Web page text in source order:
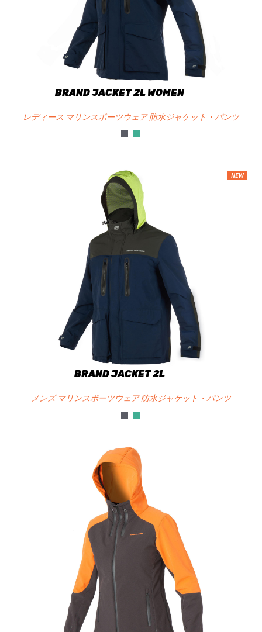
BRAND JACKET 2L WOMEN
レディース マリンスポーツウェア 防水ジャケット・パンツ
NEW
BRAND JACKET 2L
メンズ マリンスポーツウェア 防水ジャケット・パンツ